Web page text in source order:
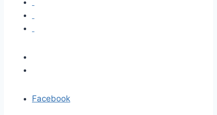
Facebook